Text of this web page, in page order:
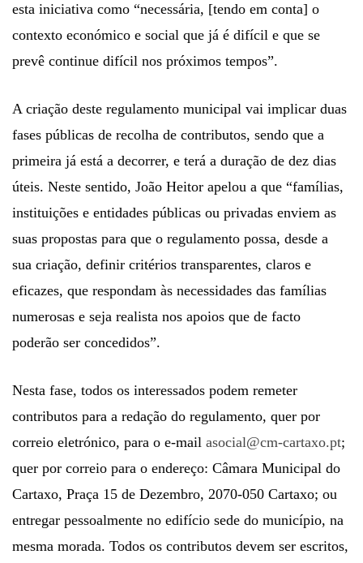
esta iniciativa como “necessária, [tendo em conta] o
contexto económico e social que já é difícil e que se
prevê continue difícil nos próximos tempos”.
A criação deste regulamento municipal vai implicar duas
fases públicas de recolha de contributos, sendo que a
primeira já está a decorrer, e terá a duração de dez dias
úteis. Neste sentido, João Heitor apelou a que “famílias,
instituições e entidades públicas ou privadas enviem as
suas propostas para que o regulamento possa, desde a
sua criação, definir critérios transparentes, claros e
eficazes, que respondam às necessidades das famílias
numerosas e seja realista nos apoios que de facto
poderão ser concedidos”.
Nesta fase, todos os interessados podem remeter
contributos para a redação do regulamento, quer por
correio eletrónico, para o e-mail asocial@cm-cartaxo.pt;
quer por correio para o endereço: Câmara Municipal do
Cartaxo, Praça 15 de Dezembro, 2070-050 Cartaxo; ou
entregar pessoalmente no edifício sede do município, na
mesma morada. Todos os contributos devem ser escritos,